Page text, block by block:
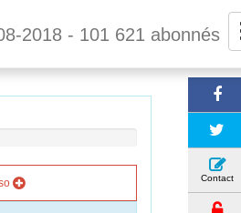
2018 - 101 621 abonnés
Contact